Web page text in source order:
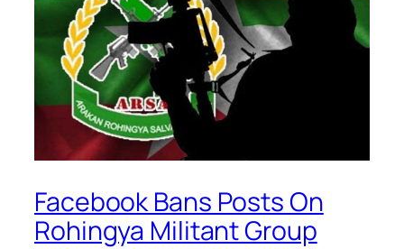
Facebook Bans Posts On
Rohingya Militant Group